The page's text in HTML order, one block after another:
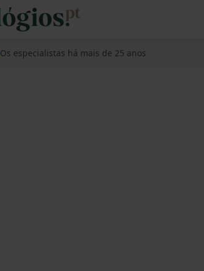
Os especialistas há mais de 25 anos